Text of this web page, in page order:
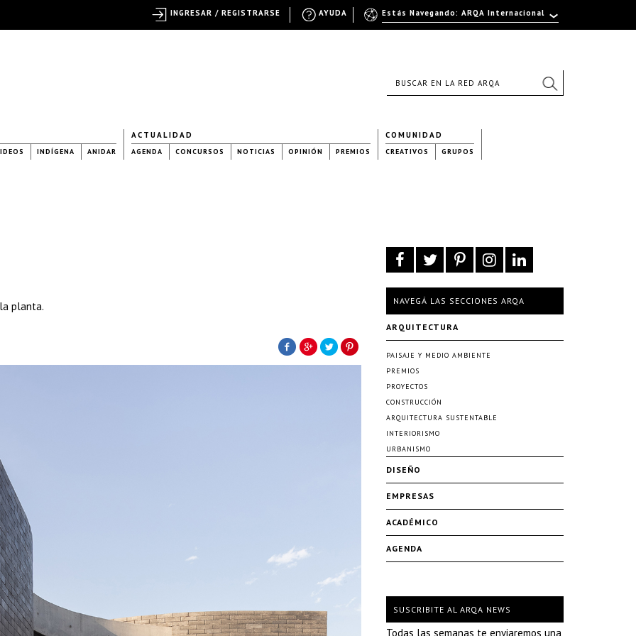
INDÍGENA ANIDAR
ACTUALIDAD
AGENDA CONCURSOS NOTICIAS OPINIÓN PREMIOS
COMUNIDAD
CREATIVOS GRUPOS
planta. NAVEGÁ LAS SECCIONES ARQA
ARQUITECTURA
PAISAJE Y MEDIO AMBIENTE
PREMIOS
PROYECTOS
CONSTRUCCIÓN
ARQUITECTURA SUSTENTABLE
INTERIORISMO
URBANISMO
DISEÑO
EMPRESAS
ACADÉMICO
AGENDA
SUSCRIBITE AL ARQA NEWS
Todas las semanas te enviaremos una
Estás Navegando: ARQA Internacional
AYUDA
INGRESAR / REGISTRARSE